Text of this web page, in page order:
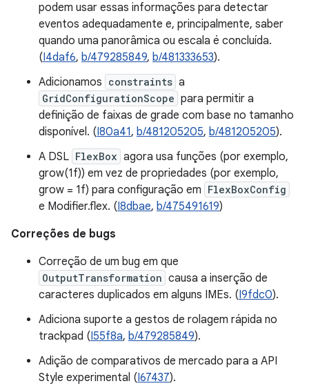
podem usar essas informações para detectar
eventos adequadamente e, principalmente, saber
quando uma panorâmica ou escala é concluída.
(I4daf6, b/479285849, b/481333653).
Adicionamos constraints a
GridConfigurationScope para permitir a
definição de faixas de grade com base no tamanho
disponível. (I80a41, b/481205205, b/481205205).
A DSL FlexBox agora usa funções (por exemplo,
grow(1f)) em vez de propriedades (por exemplo,
grow = 1f) para configuração em FlexBoxConfig
e Modifier.flex. (I8dbae, b/475491619)
Correções de bugs
Correção de um bug em que
OutputTransformation causa a inserção de
caracteres duplicados em alguns IMEs. (I9fdc0).
Adiciona suporte a gestos de rolagem rápida no
trackpad (I55f8a, b/479285849).
Adição de comparativos de mercado para a API
Style experimental (I67437).